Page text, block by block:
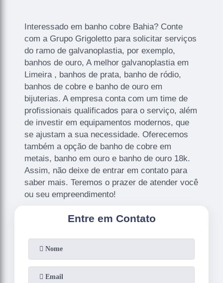
Interessado em banho cobre Bahia? Conte
com a Grupo Grigoletto para solicitar serviços
do ramo de galvanoplastia, por exemplo,
banhos de ouro, A melhor galvanoplastia em
Limeira , banhos de prata, banho de ródio,
banhos de cobre e banho de ouro em
bijuterias. A empresa conta com um time de
profissionais qualificados para o serviço, além
de investir em equipamentos modernos, que
se ajustam a sua necessidade. Oferecemos
também a opção de banho de cobre em
metais, banho em ouro e banho de ouro 18k.
Assim, não deixe de entrar em contato para
saber mais. Teremos o prazer de atender você
ou seu empreendimento!
Entre em Contato